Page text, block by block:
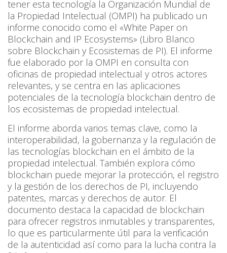
tener esta tecnología la Organización Mundial de
la Propiedad Intelectual (OMPI) ha publicado un
informe conocido como el «White Paper on
Blockchain and IP Ecosystems» (Libro Blanco
sobre Blockchain y Ecosistemas de PI). El informe
fue elaborado por la OMPI en consulta con
oficinas de propiedad intelectual y otros actores
relevantes, y se centra en las aplicaciones
potenciales de la tecnología blockchain dentro de
los ecosistemas de propiedad intelectual.
El informe aborda varios temas clave, como la
interoperabilidad, la gobernanza y la regulación de
las tecnologías blockchain en el ámbito de la
propiedad intelectual. También explora cómo
blockchain puede mejorar la protección, el registro
y la gestión de los derechos de PI, incluyendo
patentes, marcas y derechos de autor. El
documento destaca la capacidad de blockchain
para ofrecer registros inmutables y transparentes,
lo que es particularmente útil para la verificación
de la autenticidad así como para la lucha contra la